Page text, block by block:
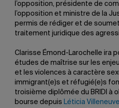
l’opposition, présidente de
l’opposition et ministre de la
permis de rédiger et de
traitement juridique des
Clarisse Émond-Larochelle ira
études de maîtrise sur les
et les violences à caractère
immigrant(e)s et réfugié(e)s
troisième diplômée du BRIDI
bourse depuis Léticia Villeneuve